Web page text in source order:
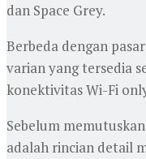
dan Space Grey.
Berbeda dengan
varian yang tersedia
konektivitas Wi-Fi
Sebelum
adalah rincian detail